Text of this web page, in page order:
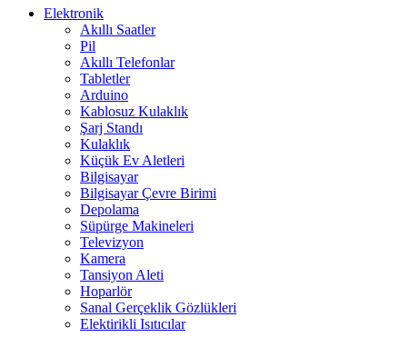
Elektronik
Akıllı Saatler
Pil
Akıllı Telefonlar
Tabletler
Arduino
Kablosuz Kulaklık
Şarj Standı
Kulaklık
Küçük Ev Aletleri
Bilgisayar
Bilgisayar Çevre Birimi
Depolama
Süpürge Makineleri
Televizyon
Kamera
Tansiyon Aleti
Hoparlör
Sanal Gerçeklik Gözlükleri
Elektirikli Isıtıcılar